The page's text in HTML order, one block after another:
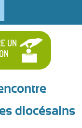
UN
diocésains